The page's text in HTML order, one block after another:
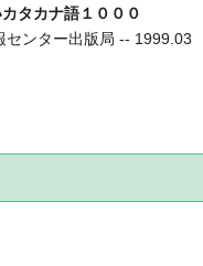
タカナ語１０００
センター出版局 -- 1999.03